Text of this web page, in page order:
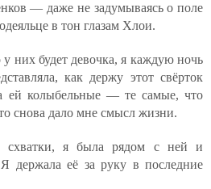
— даже не задумываясь о поле
в тон глазам Хлои.
у них будет девочка, я каждую ночь
как держу этот свёрток
ей колыбельные — те самые, что
снова дало мне смысл жизни.
схватки, я была рядом с ней и
держала её за руку в последние